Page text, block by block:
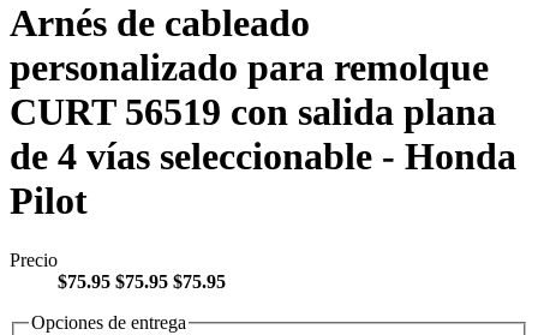
Arnés de cableado
personalizado para remolque
CURT 56519 con salida plana
de 4 vías seleccionable - Honda
Pilot
Precio
$75.95 $75.95 $75.95
Opciones de entrega